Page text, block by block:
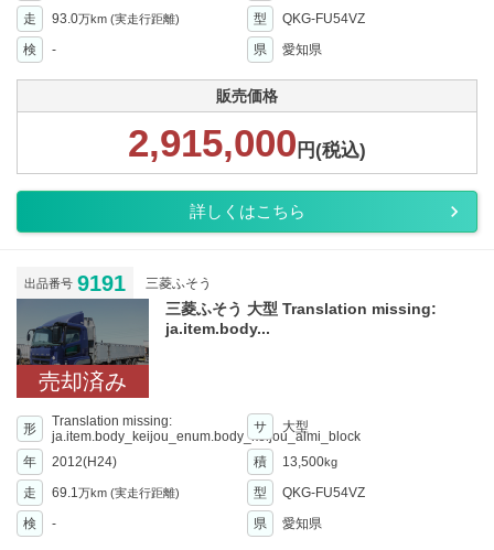
走 93.0万km (実走行距離) 型
QKG-FU54VZ
検
- 県 愛知県
販売価格
2,915,000 円(税込)
詳しくはこちら
出品番号 9191 三菱ふそう
売却済み
三菱ふそう 大型 Translation missing:
ja.item.body...
形
Translation missing:
ja.item.body_keijou_enum.body_keijou_almi_block
サ 大型
年 2012(H24) 積 13,500kg
走 69.1万km (実走行距離) 型
QKG-FU54VZ
検
- 県 愛知県